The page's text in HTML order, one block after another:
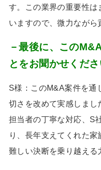
す。この業界の重要性は
いますので、微力ながら
－最後に、この
とをお聞かせくださ
S様： このM&A案件を通
切さを改めて実感しま
担当者の丁寧な対応、 S
り、長年支えてくれた
難しい決断を乗り越える